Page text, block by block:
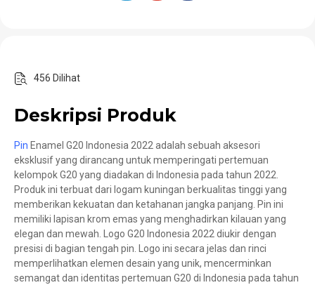
456 Dilihat
Deskripsi Produk
Pin Enamel G20 Indonesia 2022 adalah sebuah aksesori
eksklusif yang dirancang untuk memperingati pertemuan
kelompok G20 yang diadakan di Indonesia pada tahun 2022.
Produk ini terbuat dari logam kuningan berkualitas tinggi yang
memberikan kekuatan dan ketahanan jangka panjang. Pin ini
memiliki lapisan krom emas yang menghadirkan kilauan yang
elegan dan mewah. Logo G20 Indonesia 2022 diukir dengan
presisi di bagian tengah pin. Logo ini secara jelas dan rinci
memperlihatkan elemen desain yang unik, mencerminkan
semangat dan identitas pertemuan G20 di Indonesia pada tahun